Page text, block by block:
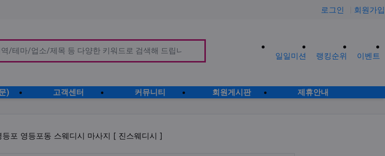
로그인 회원가입
일일미션 랭킹순위 이벤트
) 고객센터 커뮤니티 회원게시판 제휴안내
디시 마사지 [ 진스웨디시 ]
등포 영등포동 스웨디시 마사지 [ 진스웨디시 ]